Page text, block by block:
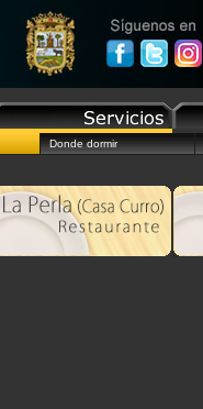
Donde dormir